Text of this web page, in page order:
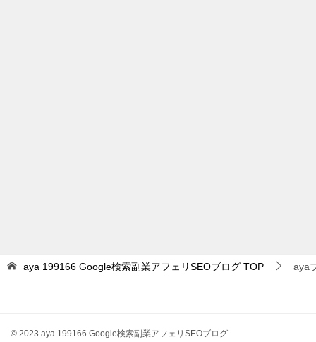
aya 199166 Google検索副業アフェリSEOブログ TOP aya
© 2023 aya 199166 Google検索副業アフェリSEOブログ